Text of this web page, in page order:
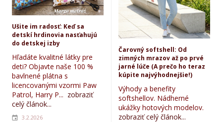
Ušite im radosť: Keď sa
detskí hrdinovia nasťahujú
do detskej izby
Hľadáte kvalitné látky pre
deti? Objavte naše 100 %
bavlnené plátna s
licencovanými vzormi Paw
Patrol, Harry P... zobraziť
celý článok...
3.2.2026
Čarovný softshell: Od
zimných mrazov až po prvé
jarné lúče (A prečo ho teraz
kúpite najvýhodnejšie!)
Výhody a benefity
softshellov. Nádherné
ukážky hotových modelov.
zobraziť celý článok...